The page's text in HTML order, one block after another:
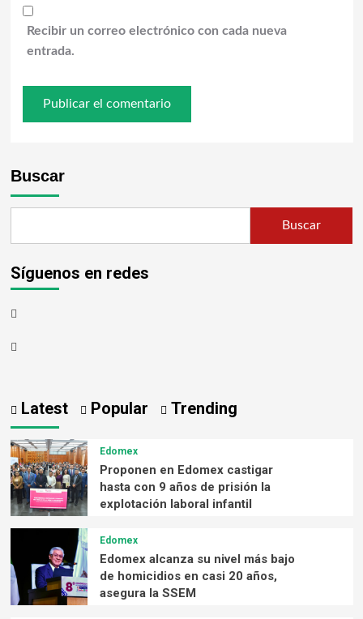
Recibir un correo electrónico con cada nueva
entrada.
Buscar
Buscar
Síguenos en redes
Latest Popular Trending
Edomex
Proponen en Edomex castigar
hasta con 9 años de prisión la
explotación laboral infantil
Edomex
Edomex alcanza su nivel más bajo
de homicidios en casi 20 años,
asegura la SSEM